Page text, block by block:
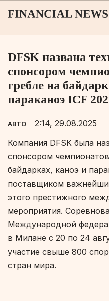
DFSK названа
спонсором
гребле на
параканоэ ICF
АВТО
2:14, 29.08.2025
Компания DFSK была
спонсором
байдарках, каноэ и
поставщиком
этого престижного
мероприятия.
Международной
в Милане с 20 по 24
участие свыше 800
стран мира.